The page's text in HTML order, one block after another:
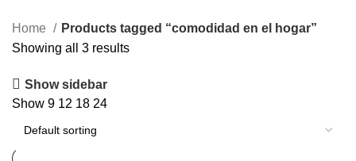
Home
Products tagged “comodidad en el hogar”
Showing all 3 results
Show sidebar
Show 9 12 18 24